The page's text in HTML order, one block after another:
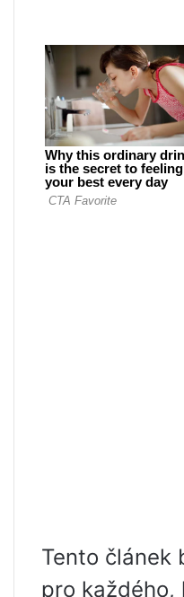
Tento článek
pro každého,